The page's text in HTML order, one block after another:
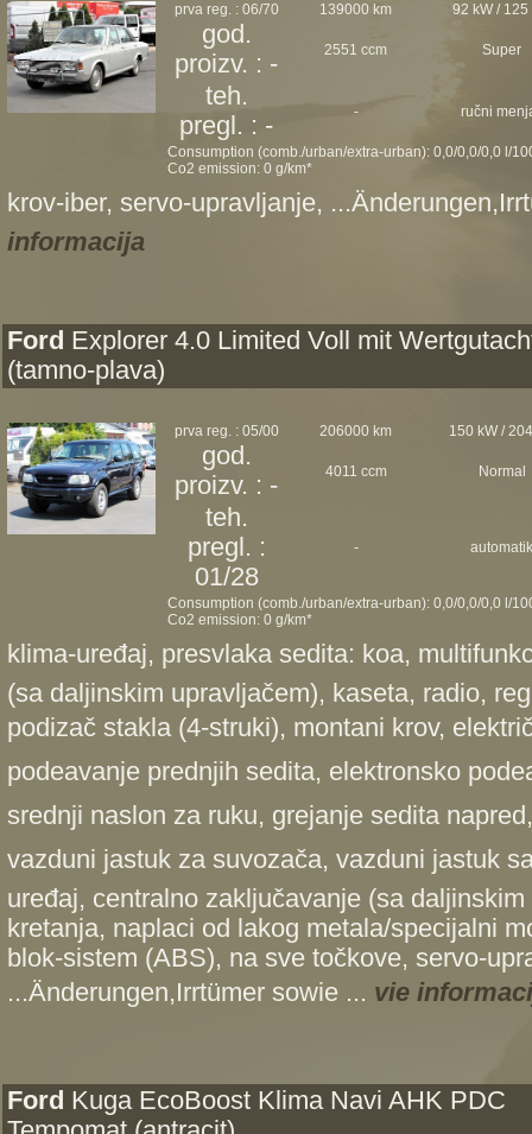
prva reg. : 06/70 139000 km 92 kW / 125
god.
proizv. : -
2551 ccm Super
teh.
pregl. : -
- ručni
Consumption (comb./urban/extra-urban): 0,0/0,0/0,0 l/
Co2 emission: 0 g/km*
krov-iber, servo-upravljanje,
informacija
Ford Explorer 4.0 Limited Voll mit
(tamno-plava)
prva reg. : 05/00 206000 km 150 kW /
god.
proizv. : -
4011 ccm Normal
teh.
pregl. :
01/28
- automatik
Consumption (comb./urban/extra-urban): 0,0/0,0/0,0 l/
Co2 emission: 0 g/km*
klima-uređaj, presvlaka sedita: koa,
(sa daljinskim upravljačem), kaseta, radio,
podizač stakla (4-struki), montani krov,
podeavanje prednjih sedita, elektronsko
srednji naslon za ruku, grejanje sedita
vazduni jastuk za suvozača, vazduni jastuk
uređaj, centralno zaključavanje (sa
kretanja, naplaci od lakog metala/specijalni
blok-sistem (ABS), na sve točkove, servo-
...Änderungen,Irrtümer sowie ... vie
Ford Kuga EcoBoost Klima Navi AHK PDC